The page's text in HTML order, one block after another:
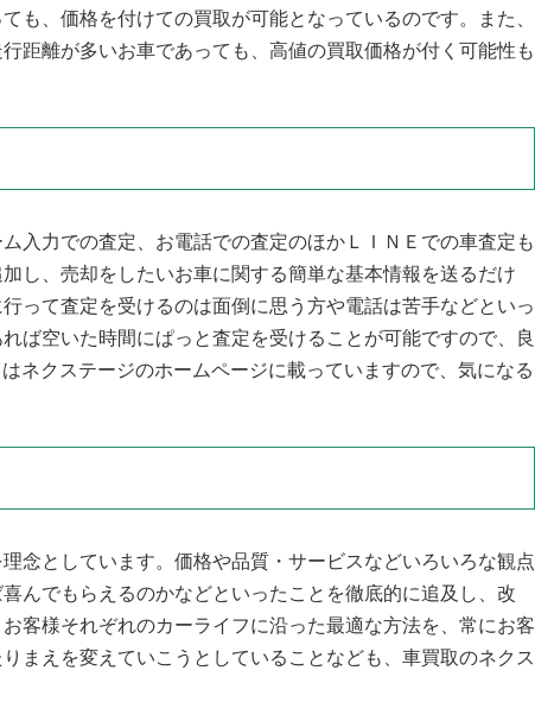
も、価格を付けての買取が可能となっているのです。また、
距離が多いお車であっても、高値の買取価格が付く可能性も
入力での査定、お電話での査定のほかＬＩＮＥでの車査定も
し、売却をしたいお車に関する簡単な基本情報を送るだけ
って査定を受けるのは面倒に思う方や電話は苦手などといっ
ば空いた時間にぱっと査定を受けることが可能ですので、良
ネクステージのホームページに載っていますので、気になる
念としています。価格や品質・サービスなどいろいろな観点
んでもらえるのかなどといったことを徹底的に追及し、改
客様それぞれのカーライフに沿った最適な方法を、常にお客
まえを変えていこうとしていることなども、車買取のネクス